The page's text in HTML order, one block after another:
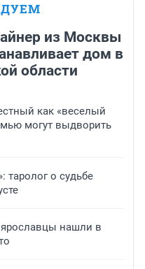
из Москвы
дом в
области
как «веселый
могут выдворить
таролог о судьбе
нашли в